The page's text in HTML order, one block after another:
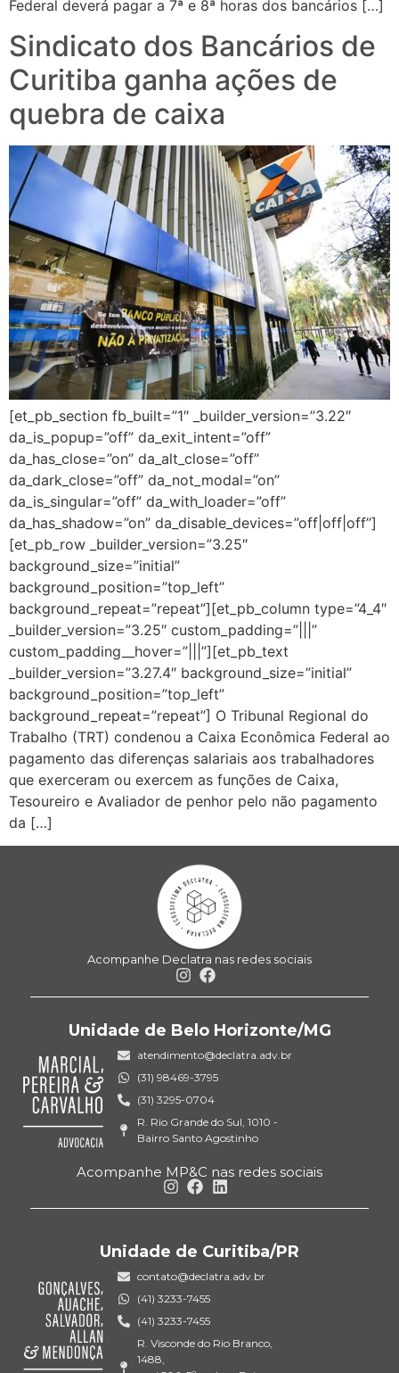
Federal deverá pagar a 7ª e 8ª horas dos bancários […]
Sindicato dos Bancários de
Curitiba ganha ações de
quebra de caixa
[et_pb_section fb_built=”1″ _builder_version=”3.22″
da_is_popup=”off” da_exit_intent=”off”
da_has_close=”on” da_alt_close=”off”
da_dark_close=”off” da_not_modal=”on”
da_is_singular=”off” da_with_loader=”off”
da_has_shadow=”on” da_disable_devices=”off|off|off”]
[et_pb_row _builder_version=”3.25″
background_size=”initial”
background_position=”top_left”
background_repeat=”repeat”][et_pb_column type=”4_4″
_builder_version=”3.25″ custom_padding=”|||”
custom_padding__hover=”|||”][et_pb_text
_builder_version=”3.27.4″ background_size=”initial”
background_position=”top_left”
background_repeat=”repeat”] O Tribunal Regional do
Trabalho (TRT) condenou a Caixa Econômica Federal ao
pagamento das diferenças salariais aos trabalhadores
que exerceram ou exercem as funções de Caixa,
Tesoureiro e Avaliador de penhor pelo não pagamento
da […]
Acompanhe Declatra nas redes sociais
Unidade de Belo Horizonte/MG
atendimento@declatra.adv.br
(31) 98469-3795
(31) 3295-0704
R. Rio Grande do Sul, 1010 -
Bairro Santo Agostinho
Acompanhe MP&C nas redes sociais
Unidade de Curitiba/PR
contato@declatra.adv.br
(41) 3233-7455
(41) 3233-7455
R. Visconde do Rio Branco,
1488,